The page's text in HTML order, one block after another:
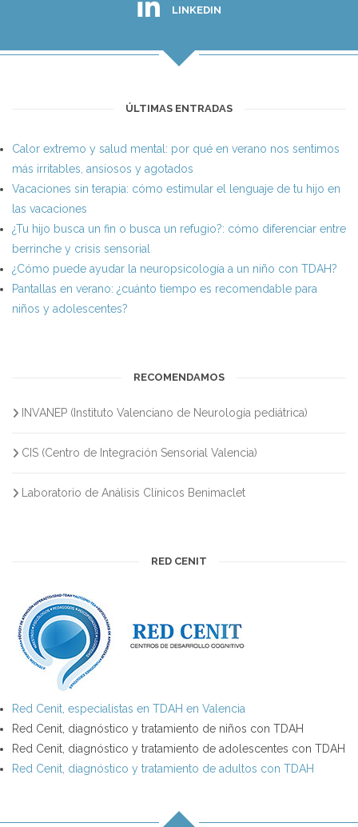
LINKEDIN
ÚLTIMAS ENTRADAS
Calor extremo y salud mental: por qué en verano nos sentimos
más irritables, ansiosos y agotados
Vacaciones sin terapia: cómo estimular el lenguaje de tu hijo en
las vacaciones
¿Tu hijo busca un fin o busca un refugio?: cómo diferenciar entre
berrinche y crisis sensorial
¿Cómo puede ayudar la neuropsicología a un niño con TDAH?
Pantallas en verano: ¿cuánto tiempo es recomendable para
niños y adolescentes?
RECOMENDAMOS
INVANEP (Instituto Valenciano de Neurología pediátrica)
CIS (Centro de Integración Sensorial Valencia)
Laboratorio de Análisis Clínicos Benimaclet
RED CENIT
Red Cenit, especialistas en TDAH en Valencia
Red Cenit, diagnóstico y tratamiento de niños con TDAH
Red Cenit, diagnóstico y tratamiento de adolescentes con TDAH
Red Cenit, diagnóstico y tratamiento de adultos con TDAH